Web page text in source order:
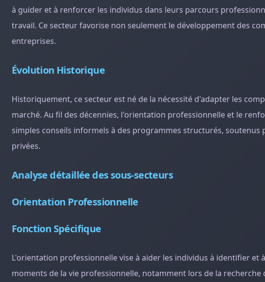
à guider et à renforcer les individus dans leurs parcours
travail. Ce secteur favorise non seulement le développement des
entreprises.
Évolution Historique
Historiquement, ce secteur est né de la nécessité d'adapter les
marché. Au fil des décennies, l'orientation professionnelle et le
simples conseils informels à des programmes structurés,
privées.
Analyse détaillée des sous-secteurs
Orientation Professionnelle
Fonction Spécifique
L'orientation professionnelle vise à aider les individus à identifier
moments de la vie professionnelle, notamment lors de la